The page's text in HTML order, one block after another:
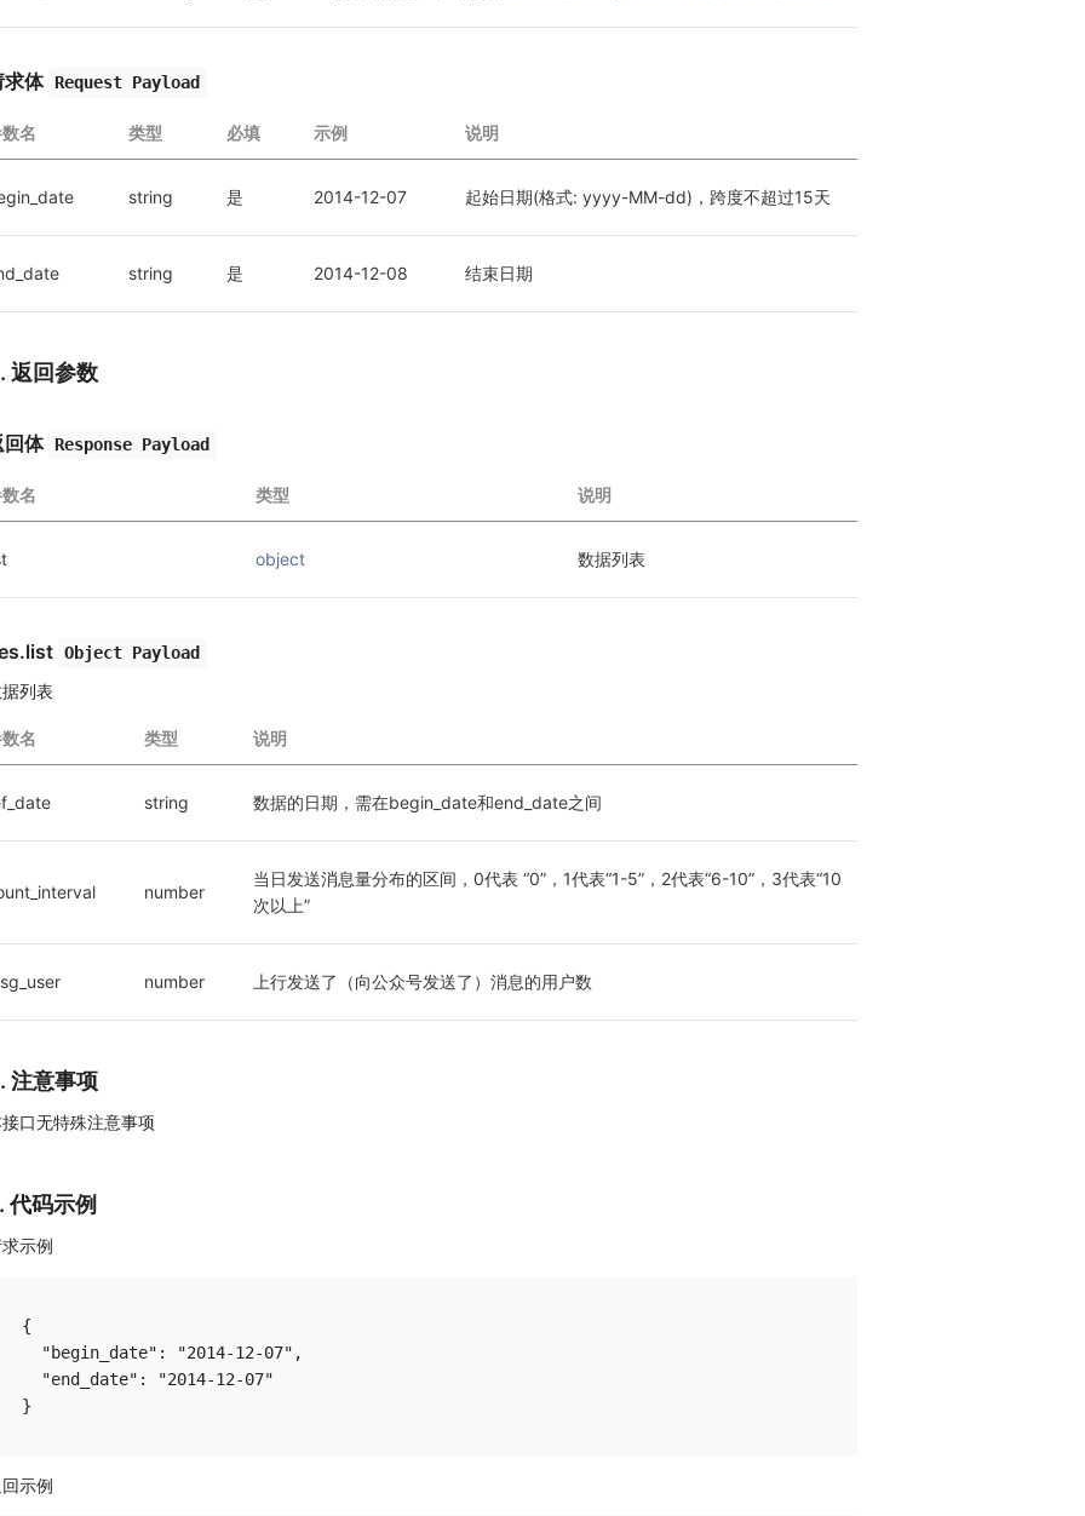
求体 Request Payload
名 类型 必填 示例 说明
string 是 2014-12-07 起始日期(格式: yyyy-MM-dd)，跨度不超过15天
string 是 2014-12-08 结束日期
返回参数
回体 Response Payload
名 类型 说明
object 数据列表
Object Payload
列表
名 类型 说明
string 数据的日期，需在begin_date和end_date之间
number
当日发送消息量分布的区间，0代表 “0”，1代表“1-5”，2代表“6-10”，3代表“10
次以上”
number 上行发送了（向公众号发送了）消息的用户数
注意事项
口无特殊注意事项
代码示例
示例
{
  "begin_date": "2014-12-07",
  "end_date": "2014-12-07"
示例